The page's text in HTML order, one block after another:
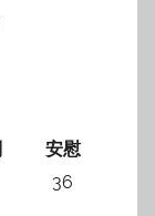
安慰
36